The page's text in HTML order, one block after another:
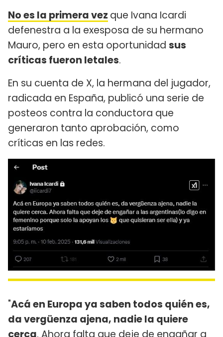
No es la primera vez que Ivana Icardi
defenestra a la exesposa de su hermano
Mauro, pero en esta oportunidad sus
críticas fueron letales.
En su cuenta de X, la hermana del jugador,
radicada en España, publicó una serie de
posteos contra la conductora que
generaron tanto aprobación, como
críticas en las redes.
"Acá en Europa ya saben todos quién es,
da vergüenza ajena, nadie la quiere
cerca. Ahora falta que deje de engañar a